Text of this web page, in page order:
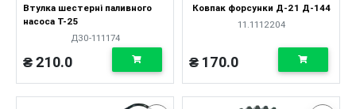
Втулка шестерні паливного
насоса Т-25
Д30-111174
₴ 210.0
Ковпак форсунки Д-21 Д-144
11.1112204
₴ 170.0